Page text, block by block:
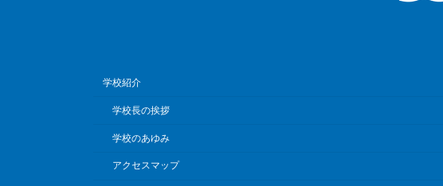
学校紹介
学校長の挨拶
学校のあゆみ
アクセスマップ